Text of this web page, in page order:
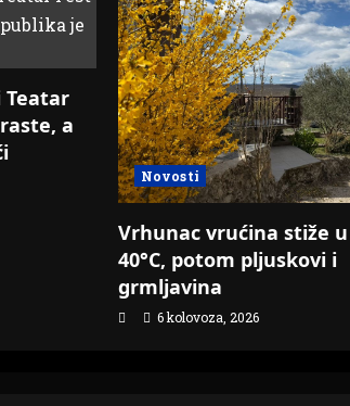
Teatar
a
Novosti
Vrhunac vrućina stiže u
40°C, potom pljuskovi i
grmljavina
6 kolovoza, 2026